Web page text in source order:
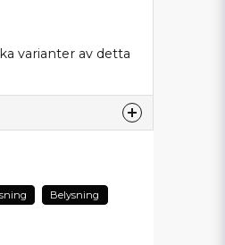
varianter av detta
Belysning